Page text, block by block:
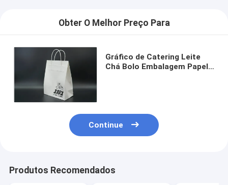
Obter O Melhor Preço Para
Gráfico de Catering Leite
Chá Bolo Embalagem Papel
Continue
Produtos Recomendados